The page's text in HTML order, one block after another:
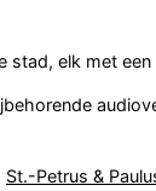
elk met een
St.-Petrus &